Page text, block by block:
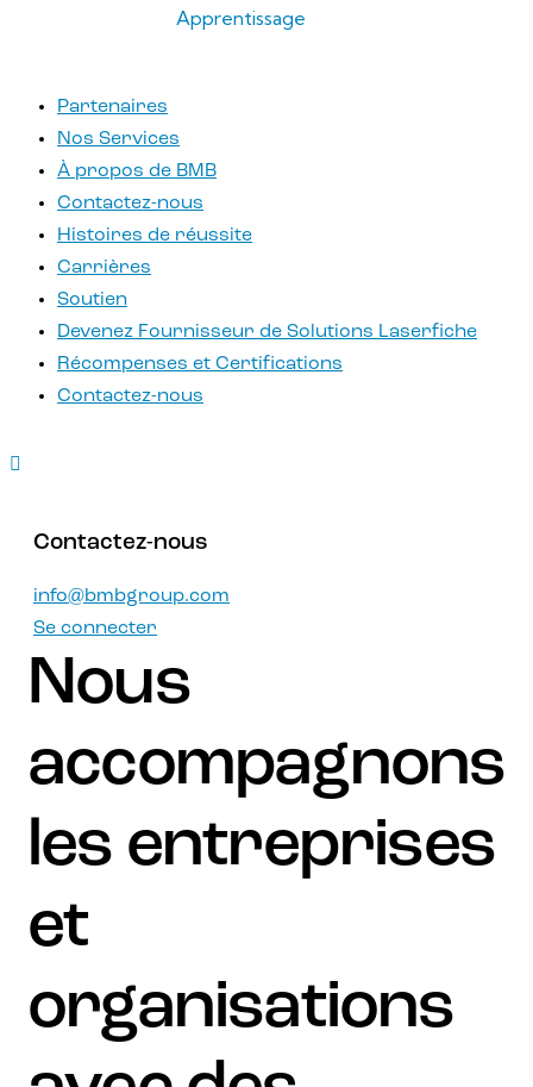
Apprentissage
Partenaires
Nos Services
À propos de BMB
Contactez-nous
Histoires de réussite
Carrières
Soutien
Devenez Fournisseur de Solutions Laserfiche
Récompenses et Certifications
Contactez-nous
Contactez-nous
info@bmbgroup.com
Se connecter
Nous
accompagnons
les entreprises
et
organisations